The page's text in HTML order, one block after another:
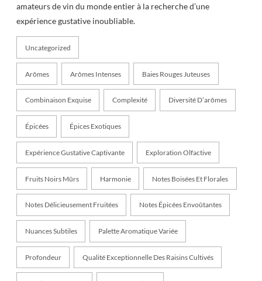
amateurs de vin du monde entier à la recherche d’une
expérience gustative inoubliable.
Uncategorized
Arômes Arômes Intenses Baies Rouges Juteuses
Combinaison Exquise Complexité Diversité D’arômes
Épicées Épices Exotiques
Expérience Gustative Captivante Exploration Olfactive
Fruits Noirs Mûrs Harmonie Notes Boisées Et Florales
Notes Délicieusement Fruitées Notes Épicées Envoûtantes
Nuances Subtiles Palette Aromatique Variée
Profondeur Qualité Exceptionnelle Des Raisins Cultivés